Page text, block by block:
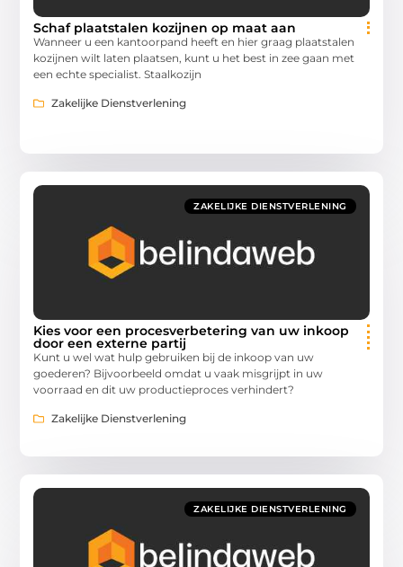
Schaf plaatstalen kozijnen op maat aan
Wanneer u een kantoorpand heeft en hier graag plaatstalen
kozijnen wilt laten plaatsen, kunt u het best in zee gaan met
een echte specialist. Staalkozijn
Zakelijke Dienstverlening
ZAKELIJKE DIENSTVERLENING
Kies voor een procesverbetering van uw inkoop
door een externe partij
Kunt u wel wat hulp gebruiken bij de inkoop van uw
goederen? Bijvoorbeeld omdat u vaak misgrijpt in uw
voorraad en dit uw productieproces verhindert?
Zakelijke Dienstverlening
ZAKELIJKE DIENSTVERLENING